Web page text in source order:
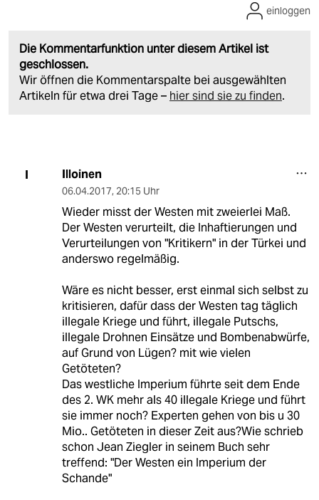
Die Kommentarfunktion unter diesem Artikel ist
geschlossen.
Wir öffnen die Kommentarspalte bei ausgewählten
Artikeln für etwa drei Tage – hier sind sie zu finden.
einloggen
I Illoinen
06.04.2017, 20:15 Uhr
Wieder misst der Westen mit zweierlei Maß.
Der Westen verurteilt, die Inhaftierungen und
Verurteilungen von "Kritikern" in der Türkei und
anderswo regelmäßig.
Wäre es nicht besser, erst einmal sich selbst zu
kritisieren, dafür dass der Westen tag täglich
illegale Kriege und führt, illegale Putschs,
illegale Drohnen Einsätze und Bombenabwürfe,
auf Grund von Lügen? mit wie vielen
Getöteten?
Das westliche Imperium führte seit dem Ende
des 2. WK mehr als 40 illegale Kriege und führt
sie immer noch? Experten gehen von bis u 30
Mio.. Getöteten in dieser Zeit aus?Wie schrieb
schon Jean Ziegler in seinem Buch sehr
treffend: "Der Westen ein Imperium der
Schande"